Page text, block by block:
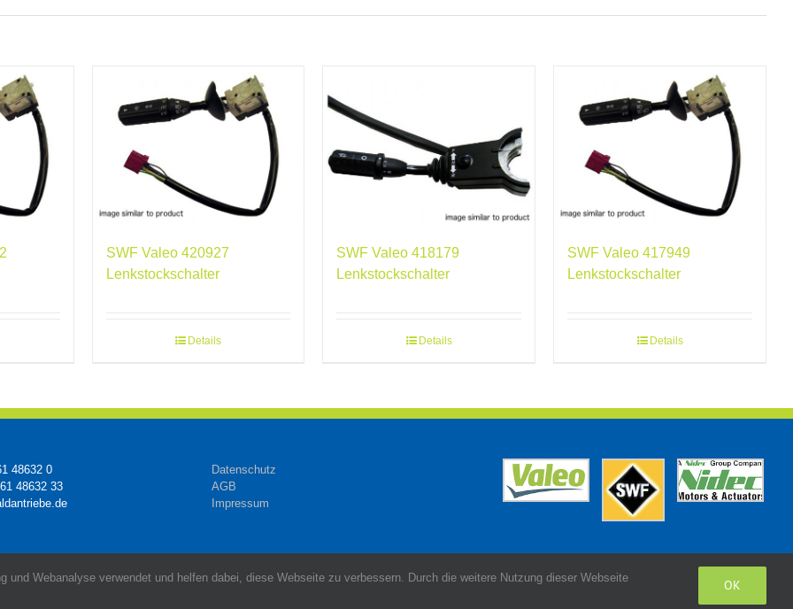
SWF Valeo 420927
Lenkstockschalter
Details
SWF Valeo 418179
Lenkstockschalter
Details
SWF Valeo 417949
Lenkstockschalter
Details
48632 0
48632 33
Datenschutz
AGB
Impressum
Webanalyse verwendet und helfen dabei, diese Webseite zu verbessern. Durch die weitere Nutzung dieser Webseite
OK